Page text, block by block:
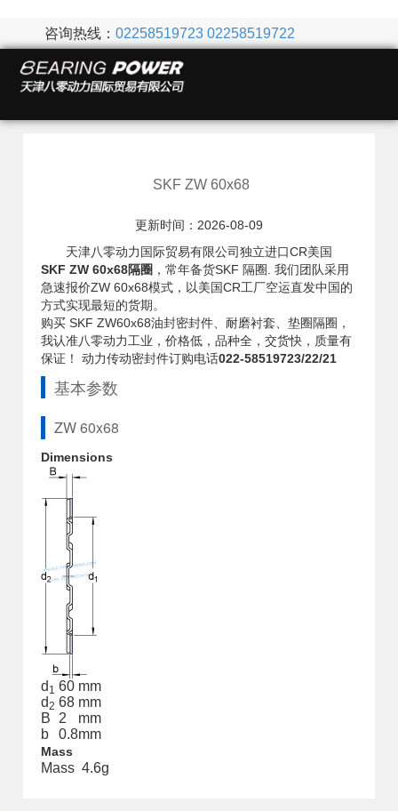
咨询热线： 02258519723 02258519722
SKF ZW 60x68
更新时间：2026-08-09
天津八零动力国际贸易有限公司独立进口CR美国
SKF ZW 60x68隔圈 ，常年备货SKF 隔圈. 我们团队采用
急速报价ZW 60x68模式，以美国CR工厂空运直发中国的
方式实现最短的货期。
购买 SKF ZW60x68油封密封件、耐磨衬套、垫圈隔圈，
我认准八零动力工业，价格低，品种全，交货快，质量有
保证！ 动力传动密封件订购电话022-58519723/22/21
基本参数
ZW 60x68
Dimensions
d 1 60 mm
d2 68 mm
B
2
mm
b
0.8mm
Mass
Mass 4.6g